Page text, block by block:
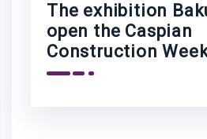
The exhibition
open the Caspian
Construction